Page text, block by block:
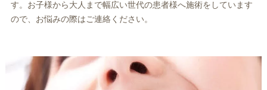
す。お子様から大人まで幅広い世代の患者様へ施術をしています
ので、お悩みの際はご連絡ください。